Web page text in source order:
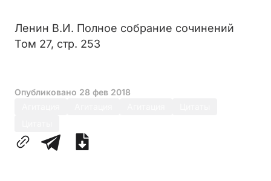
Ленин В.И. Полное собрание сочинений
Том 27, стр. 253
Опубликовано 28 фев 2018